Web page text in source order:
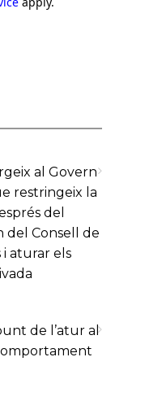
al Govern
restringeix la
del
Consell de
i aturar els
de l’atur al